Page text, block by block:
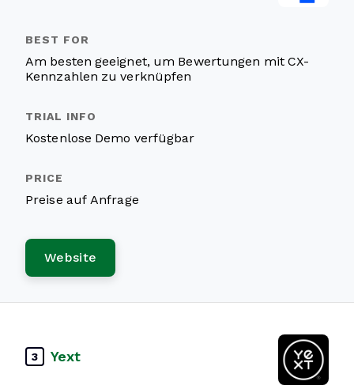
Am besten geeignet, um Bewertungen mit CX-
Kennzahlen zu verknüpfen
Kostenlose Demo verfügbar
Preise auf Anfrage
Website
3 Yext